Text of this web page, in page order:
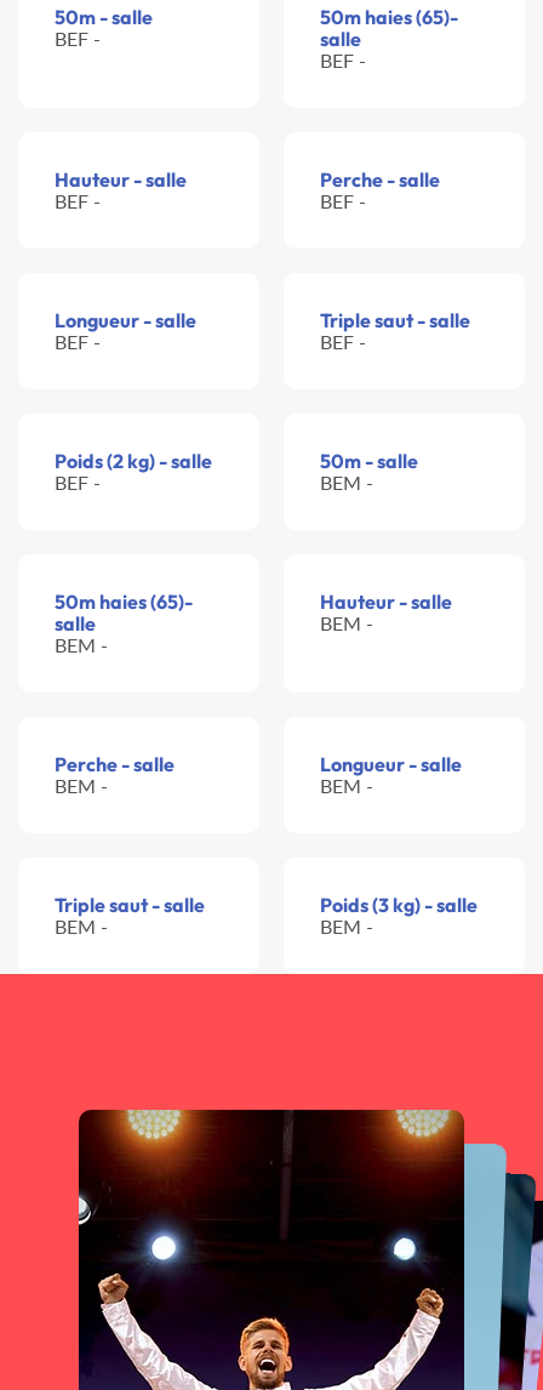
50m - salle
BEF -
50m haies (65)-
salle
BEF -
Hauteur - salle
BEF -
Perche - salle
BEF -
Longueur - salle
BEF -
Triple saut - salle
BEF -
Poids (2 kg) - salle
BEF -
50m - salle
BEM -
50m haies (65)-
salle
BEM -
Hauteur - salle
BEM -
Perche - salle
BEM -
Longueur - salle
BEM -
Triple saut - salle
BEM -
Poids (3 kg) - salle
BEM -